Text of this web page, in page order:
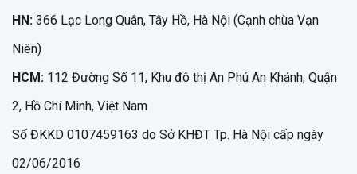
HN: 366 Lạc Long Quân, Tây Hồ, Hà Nội (Cạnh chùa Vạn
Niên)
HCM: 112 Đường Số 11, Khu đô thị An Phú An Khánh, Quận
2, Hồ Chí Minh, Việt Nam
Số ĐKKD 0107459163 do Sở KHĐT Tp. Hà Nội cấp ngày
02/06/2016